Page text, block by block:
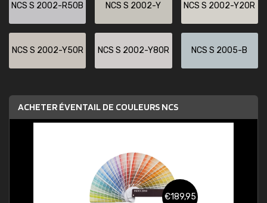
NCS S 2002-R50B NCS S 2002-Y NCS S 2002-Y20R
NCS S 2002-Y50R NCS S 2002-Y80R NCS S 2005-B
ACHETER ÉVENTAIL DE COULEURS NCS
€189,95